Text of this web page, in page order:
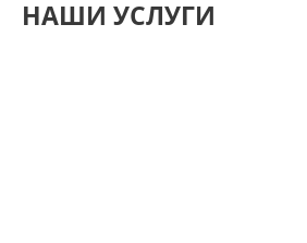
НАШИ УСЛУГИ